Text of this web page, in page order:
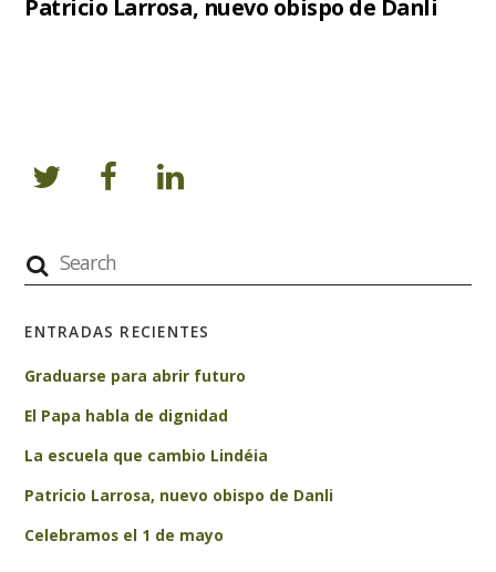
Patricio Larrosa, nuevo obispo de Danli
ENTRADAS RECIENTES
Graduarse para abrir futuro
El Papa habla de dignidad
La escuela que cambio Lindéia
Patricio Larrosa, nuevo obispo de Danli
Celebramos el 1 de mayo